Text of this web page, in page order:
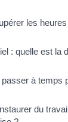
les
: quelle est la
à temps
du